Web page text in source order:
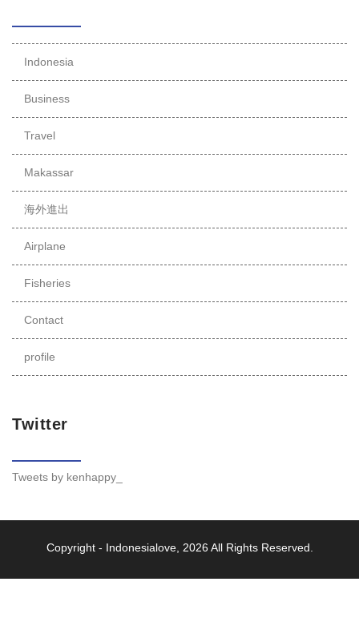
Indonesia
Business
Travel
Makassar
海外進出
Airplane
Fisheries
Contact
profile
Twitter
Tweets by kenhappy_
Copyright - Indonesialove, 2026 All Rights Reserved.